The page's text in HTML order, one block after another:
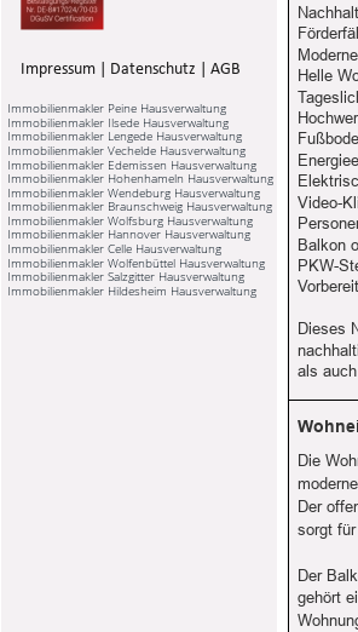
Impressum Datenschutz AGB
Immobilienmakler Peine Hausverwaltung
Immobilienmakler Ilsede Hausverwaltung
Immobilienmakler Lengede Hausverwaltung
Immobilienmakler Vechelde Hausverwaltung
Immobilienmakler Edemissen Hausverwaltung
Immobilienmakler Hohenhameln Hausverwaltung
Immobilienmakler Wendeburg Hausverwaltung
Immobilienmakler Braunschweig Hausverwaltung
Immobilienmakler Wolfsburg Hausverwaltung
Immobilienmakler Hannover Hausverwaltung
Immobilienmakler Celle Hausverwaltung
Immobilienmakler Wolfenbüttel Hausverwaltung
Immobilienmakler Salzgitter Hausverwaltung
Immobilienmakler Hildesheim Hausverwaltung
Helle
Video-
Balkon
PKW-
Dieses
als
Die
Der
sorgt
Der
gehört